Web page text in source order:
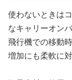
使わないときは
なキャリーオンバ
飛行機での移動
増加にも柔軟に